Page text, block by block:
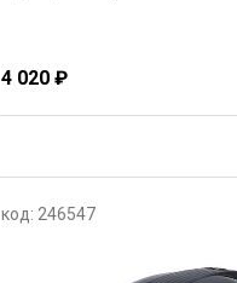
4 020 ₽
код: 246547